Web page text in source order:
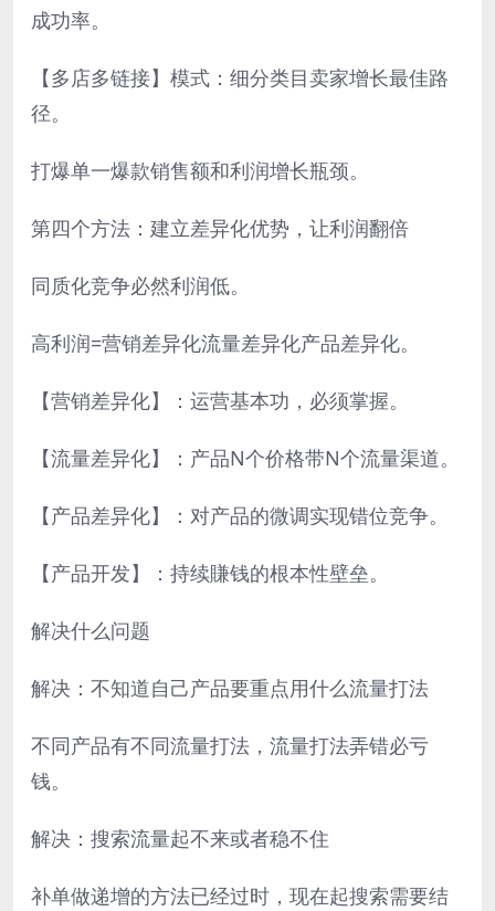
成功率。
【多店多链接】模式：细分类目卖家增长最佳路
径。
打爆单一爆款销售额和利润增长瓶颈。
第四个方法：建立差异化优势，让利润翻倍
同质化竞争必然利润低。
高利润=营销差异化流量差异化产品差异化。
【营销差异化】：运营基本功，必须掌握。
【流量差异化】：产品N个价格带N个流量渠道。
【产品差异化】：对产品的微调实现错位竞争。
【产品开发】：持续賺钱的根本性壁垒。
解决什么问题
解决：不知道自己产品要重点用什么流量打法
不同产品有不同流量打法，流量打法弄错必亏
钱。
解决：搜索流量起不来或者稳不住
补单做递增的方法已经过时，现在起搜索需要结